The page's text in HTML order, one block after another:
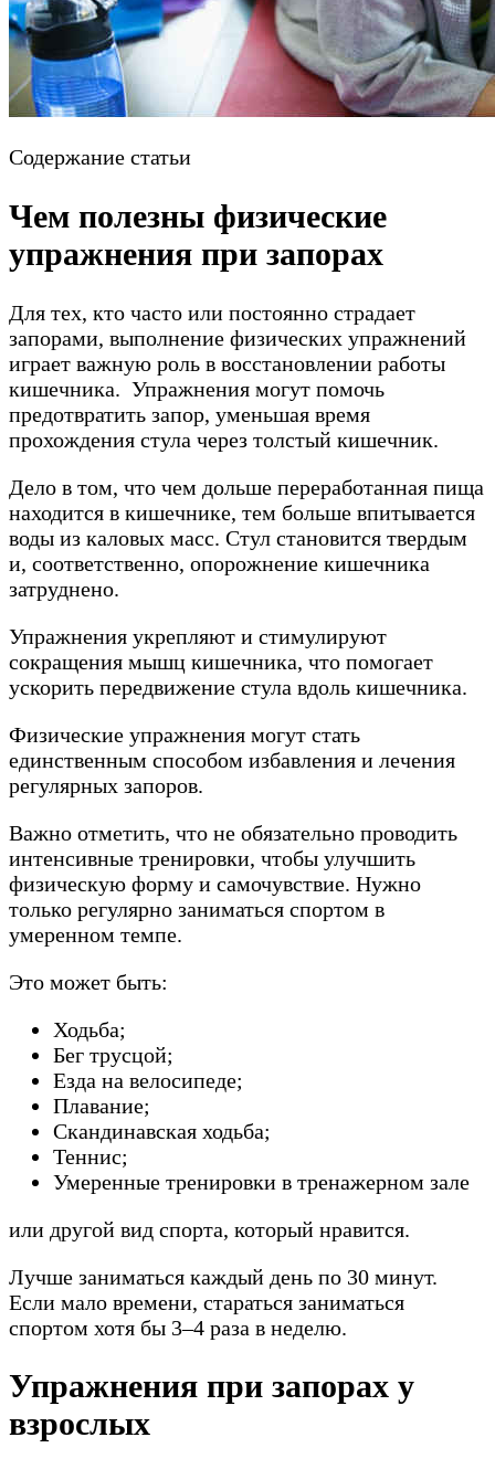
Содержание статьи
Чем полезны физические
упражнения при запорах
Для тех, кто часто или постоянно страдает
запорами, выполнение физических упражнений
играет важную роль в восстановлении работы
кишечника. Упражнения могут помочь
предотвратить запор, уменьшая время
прохождения стула через толстый кишечник.
Дело в том, что чем дольше переработанная пища
находится в кишечнике, тем больше впитывается
воды из каловых масс. Стул становится твердым
и, соответственно, опорожнение кишечника
затруднено.
Упражнения укрепляют и стимулируют
сокращения мышц кишечника, что помогает
ускорить передвижение стула вдоль кишечника.
Физические упражнения могут стать
единственным способом избавления и лечения
регулярных запоров.
Важно отметить, что не обязательно проводить
интенсивные тренировки, чтобы улучшить
физическую форму и самочувствие. Нужно
только регулярно заниматься спортом в
умеренном темпе.
Это может быть:
Ходьба;
Бег трусцой;
Езда на велосипеде;
Плавание;
Скандинавская ходьба;
Теннис;
Умеренные тренировки в тренажерном зале
или другой вид спорта, который нравится.
Лучше заниматься каждый день по 30 минут.
Если мало времени, стараться заниматься
спортом хотя бы 3–4 раза в неделю.
Упражнения при запорах у
взрослых